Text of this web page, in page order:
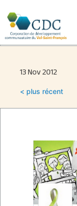
13 Nov 2012
< plus récent